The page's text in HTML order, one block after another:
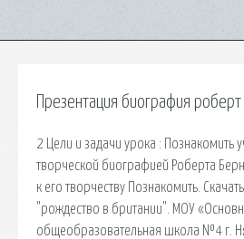
Презентация биография
2 Цели и задачи урока : Познакомить
творческой биографией Роберта
к его творчеству Познакомить.
"рождество в британии". МОУ
общеобразовательная школа №4 г.